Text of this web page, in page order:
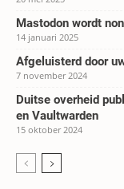
Mastodon wordt
14 januari 2025
Afgeluisterd door
7 november 2024
Duitse overheid
en Vaultwarden
15 oktober 2024